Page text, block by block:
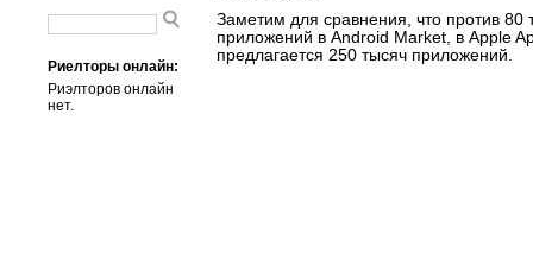
Риелторы онлайн:
Риэлторов онлайн
нет.
Заметим для сравнения, что против 80
приложений в Android Market, в Apple
предлагается 250 тысяч приложений.